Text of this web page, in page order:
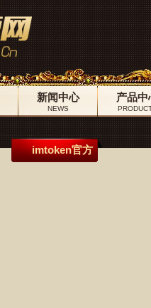
新闻中心
NEWS
产品中
imtoken官方